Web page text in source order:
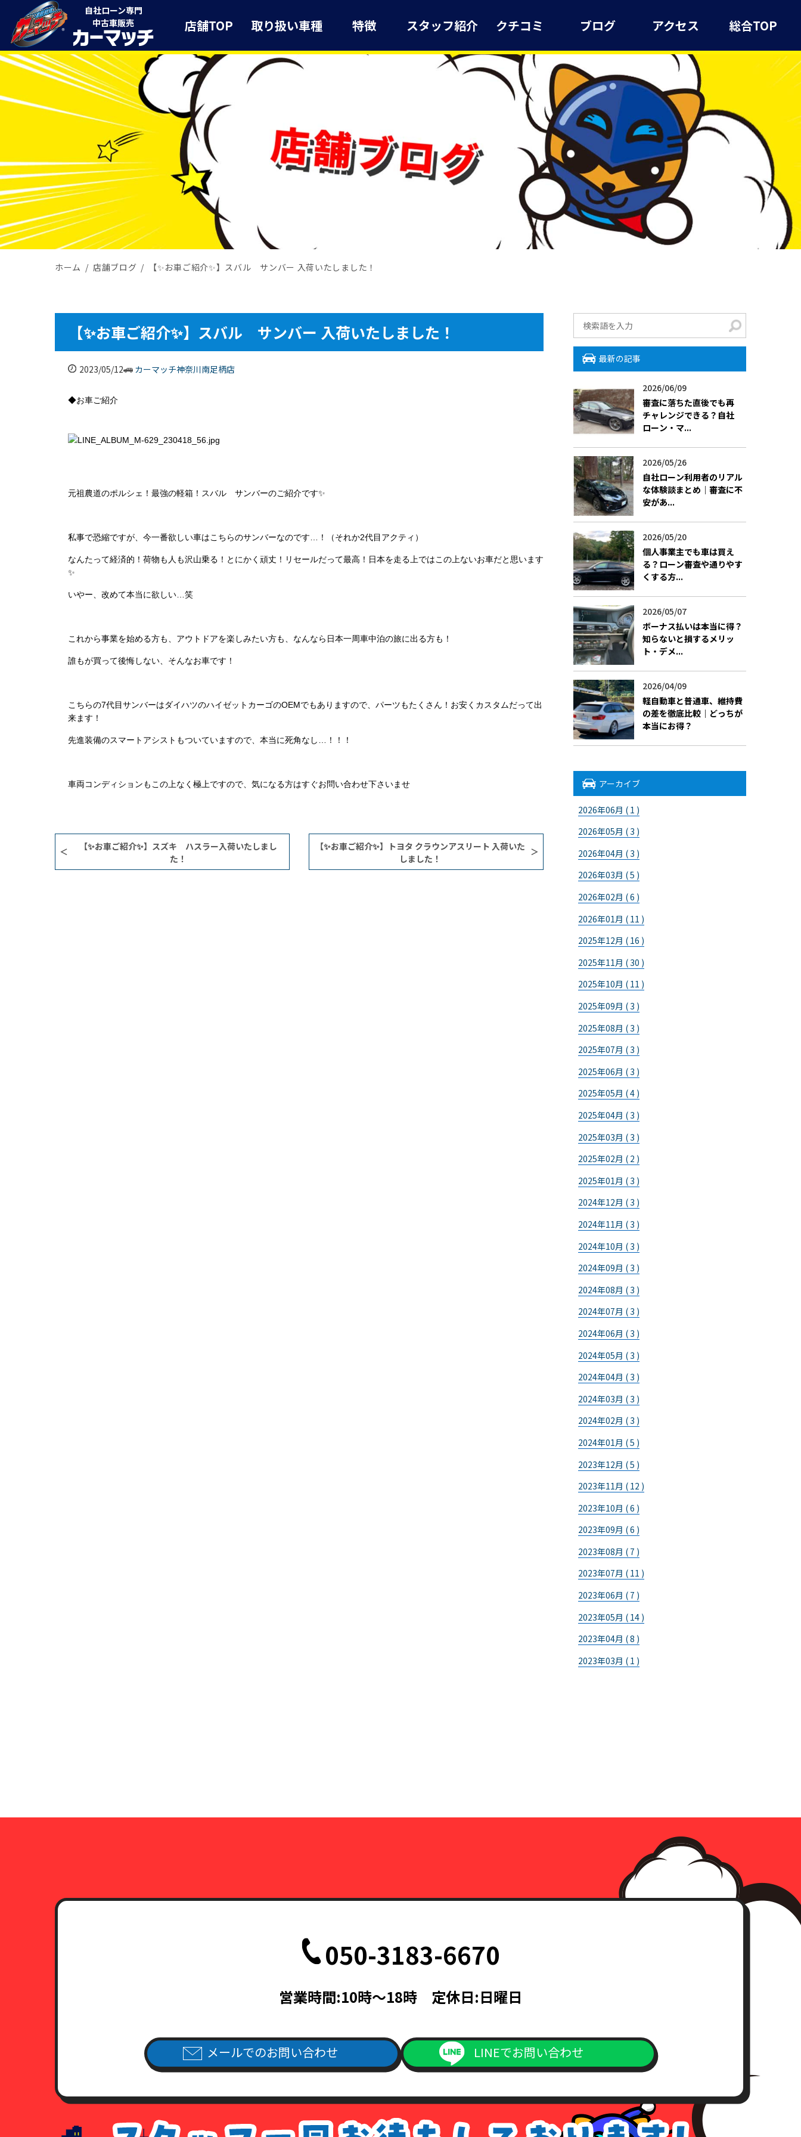
自社ローン専門
中古車販売
店舗TOP 取り扱い車種 特徴 スタッフ紹介 クチコミ ブログ アクセス 総合TOP
ホーム 店舗ブログ 【✨お車ご紹介✨】スバル サンバー 入荷いたしました！
【✨お車ご紹介✨】スバル サンバー 入荷いたしました！
2023/05/12 カーマッチ神奈川南足柄店
◆お車ご紹介
元祖農道のポルシェ！最強の軽箱！スバル サンバーのご紹介です✨
私事で恐縮ですが、今一番欲しい車はこちらのサンバーなのです…！（それか2代目アクティ）
なんたって経済的！荷物も人も沢山乗る！とにかく頑丈！リセールだって最高！日本を走る上ではこの上ないお車だと思います
✨
いやー、改めて本当に欲しい…笑
これから事業を始める方も、アウトドアを楽しみたい方も、なんなら日本一周車中泊の旅に出る方も！
誰もが買って後悔しない、そんなお車です！
こちらの7代目サンバーはダイハツのハイゼットカーゴのOEMでもありますので、パーツもたくさん！お安くカスタムだって出
来ます！
先進装備のスマートアシストもついていますので、本当に死角なし…！！！
車両コンディションもこの上なく極上ですので、気になる方はすぐお問い合わせ下さいませ
【✨お車ご紹介✨】スズキ ハスラー入荷いたしまし
た！
【✨お車ご紹介✨】トヨタ クラウンアスリート 入荷いた
しました！
最新の記事
2026/06/09
審査に落ちた直後でも再
チャレンジできる？自社
ローン・マ...
2026/05/26
自社ローン利用者のリアル
な体験談まとめ｜審査に不
安があ...
2026/05/20
個人事業主でも車は買え
る？ローン審査や通りやす
くする方...
2026/05/07
ボーナス払いは本当に得？
知らないと損するメリッ
ト・デメ...
2026/04/09
軽自動車と普通車、維持費
の差を徹底比較｜どっちが
本当にお得？
アーカイブ
2026年06月 ( 1 )
2026年05月 ( 3 )
2026年04月 ( 3 )
2026年03月 ( 5 )
2026年02月 ( 6 )
2026年01月 ( 11 )
2025年12月 ( 16 )
2025年11月 ( 30 )
2025年10月 ( 11 )
2025年09月 ( 3 )
2025年08月 ( 3 )
2025年07月 ( 3 )
2025年06月 ( 3 )
2025年05月 ( 4 )
2025年04月 ( 3 )
2025年03月 ( 3 )
2025年02月 ( 2 )
2025年01月 ( 3 )
2024年12月 ( 3 )
2024年11月 ( 3 )
2024年10月 ( 3 )
2024年09月 ( 3 )
2024年08月 ( 3 )
2024年07月 ( 3 )
2024年06月 ( 3 )
2024年05月 ( 3 )
2024年04月 ( 3 )
2024年03月 ( 3 )
2024年02月 ( 3 )
2024年01月 ( 5 )
2023年12月 ( 5 )
2023年11月 ( 12 )
2023年10月 ( 6 )
2023年09月 ( 6 )
2023年08月 ( 7 )
2023年07月 ( 11 )
2023年06月 ( 7 )
2023年05月 ( 14 )
2023年04月 ( 8 )
2023年03月 ( 1 )
050-3183-6670
営業時間:10時～18時 定休日:日曜日
メールでのお問い合わせ LINEでお問い合わせ